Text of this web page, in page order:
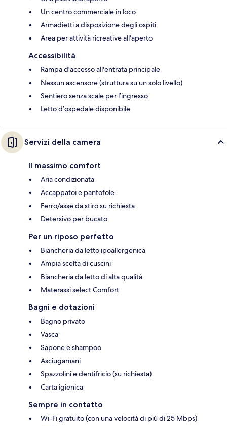
Un centro commerciale in loco
Armadietti a disposizione degli ospiti
Area per attività ricreative all'aperto
Accessibilità
Rampa d'accesso all'entrata principale
Nessun ascensore (struttura su un solo livello)
Sentiero senza scale per l’ingresso
Letto d’ospedale disponibile
Servizi della camera
Il massimo comfort
Aria condizionata
Accappatoi e pantofole
Ferro/asse da stiro su richiesta
Detersivo per bucato
Per un riposo perfetto
Biancheria da letto ipoallergenica
Ampia scelta di cuscini
Biancheria da letto di alta qualità
Materassi select Comfort
Bagni e dotazioni
Bagno privato
Vasca
Sapone e shampoo
Asciugamani
Spazzolini e dentifricio (su richiesta)
Carta igienica
Sempre in contatto
Wi-Fi gratuito (con una velocità di più di 25 Mbps)